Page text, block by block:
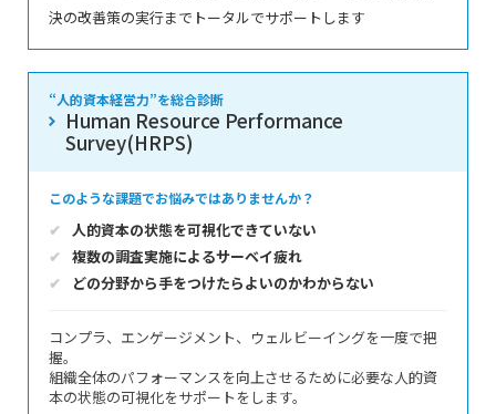
決の改善策の実行までトータルでサポートします
“人的資本経営力”を総合診断
Human Resource Performance
Survey(HRPS)
このような課題でお悩みではありませんか？
人的資本の状態を可視化できていない
複数の調査実施によるサーベイ疲れ
どの分野から手をつけたらよいのかわからない
コンプラ、エンゲージメント、ウェルビーイングを一度で把
握。
組織全体のパフォーマンスを向上させるために必要な人的資
本の状態の可視化をサポートをします。